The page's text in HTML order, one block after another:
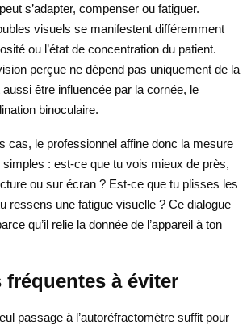
s’adapter, compenser ou fatiguer.
visuels se manifestent différemment
ou l’état de concentration du patient.
perçue ne dépend pas uniquement de la
être influencée par la cornée, le
binoculaire.
cas, le professionnel affine donc la mesure
: est-ce que tu vois mieux de près,
ou sur écran ? Est-ce que tu plisses les
ressens une fatigue visuelle ? Ce dialogue
qu’il relie la donnée de l’appareil à ton
fréquentes à éviter
passage à l’autoréfractomètre suffit pour